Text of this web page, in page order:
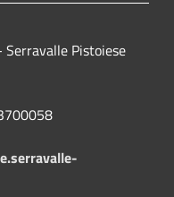
Pistoiese